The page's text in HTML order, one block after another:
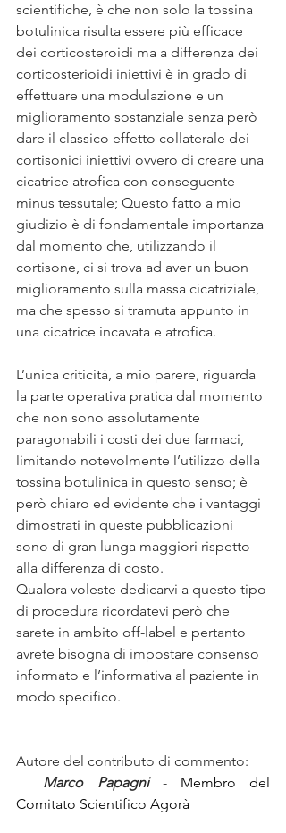
scientifiche, è che non solo la tossina
botulinica risulta essere più efficace
dei corticosteroidi ma a differenza dei
corticosterioidi iniettivi è in grado di
effettuare una modulazione e un
miglioramento sostanziale senza però
dare il classico effetto collaterale dei
cortisonici iniettivi ovvero di creare una
cicatrice atrofica con conseguente
minus tessutale; Questo fatto a mio
giudizio è di fondamentale importanza
dal momento che, utilizzando il
cortisone, ci si trova ad aver un buon
miglioramento sulla massa cicatriziale,
ma che spesso si tramuta appunto in
una cicatrice incavata e atrofica.
L’unica criticità, a mio parere, riguarda
la parte operativa pratica dal momento
che non sono assolutamente
paragonabili i costi dei due farmaci,
limitando notevolmente l’utilizzo della
tossina botulinica in questo senso; è
però chiaro ed evidente che i vantaggi
dimostrati in queste pubblicazioni
sono di gran lunga maggiori rispetto
alla differenza di costo.
Qualora voleste dedicarvi a questo tipo
di procedura ricordatevi però che
sarete in ambito off-label e pertanto
avrete bisogna di impostare consenso
informato e l’informativa al paziente in
modo specifico.
Autore del contributo di commento:
Marco Papagni - Membro del
Comitato Scientifico Agorà